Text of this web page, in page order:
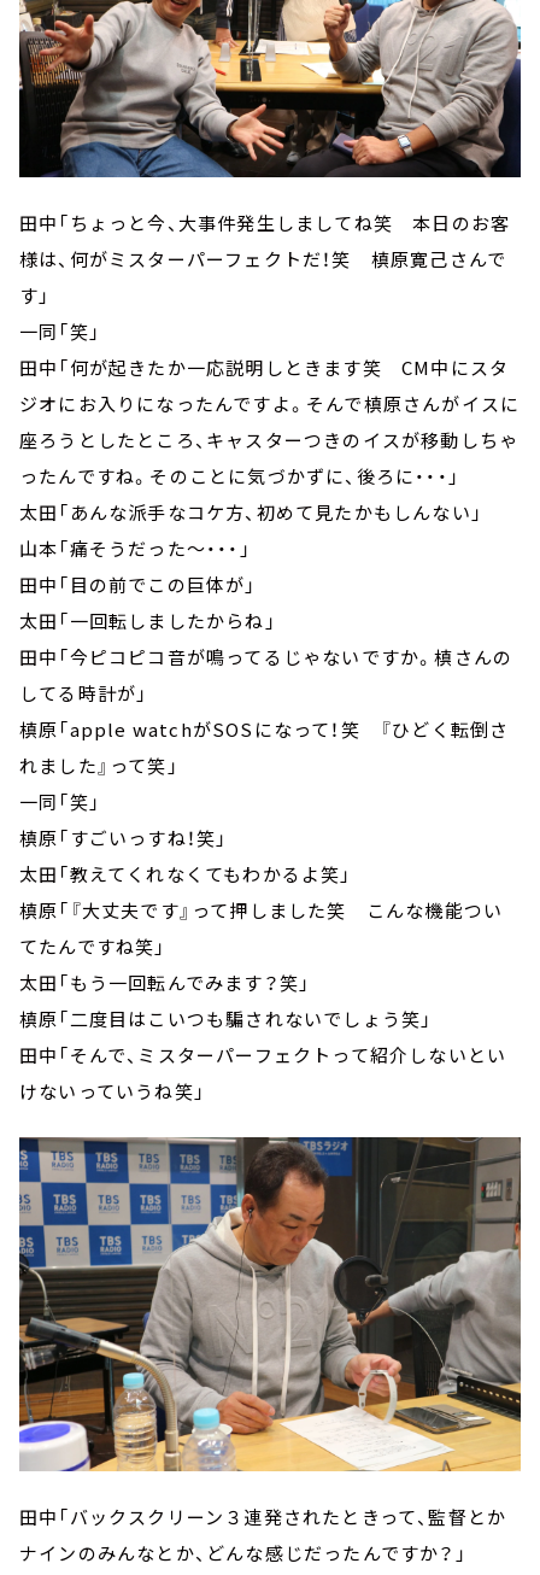
田中「ちょっと今、大事件発生しましてね笑 本日のお客
様は、何がミスターパーフェクトだ！笑 槙原寛己さんで
す」
一同「笑」
田中「何が起きたか一応説明しときます笑 CM中にスタ
ジオにお入りになったんですよ。そんで槙原さんがイスに
座ろうとしたところ、キャスターつきのイスが移動しちゃ
ったんですね。そのことに気づかずに、後ろに・・・」
太田「あんな派手なコケ方、初めて見たかもしんない」
山本「痛そうだった～・・・」
田中「目の前でこの巨体が」
太田「一回転しましたからね」
田中「今ピコピコ音が鳴ってるじゃないですか。槙さんの
してる時計が」
槙原「apple watchがSOSになって！笑 『ひどく転倒さ
れました』って笑」
一同「笑」
槙原「すごいっすね！笑」
太田「教えてくれなくてもわかるよ笑」
槙原「『大丈夫です』って押しました笑 こんな機能つい
てたんですね笑」
太田「もう一回転んでみます？笑」
槙原「二度目はこいつも騙されないでしょう笑」
田中「そんで、ミスターパーフェクトって紹介しないとい
けないっていうね笑」
田中「バックスクリーン３連発されたときって、監督とか
ナインのみんなとか、どんな感じだったんですか？」